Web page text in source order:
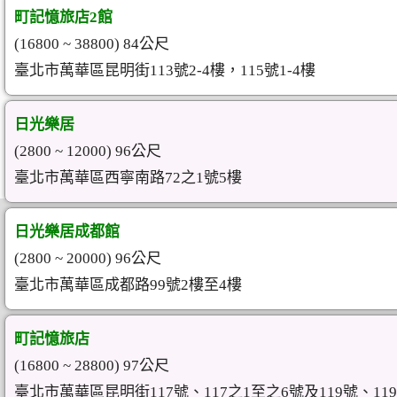
町記憶旅店2館
(16800 ~ 38800) 84公尺
臺北市萬華區昆明街113號2-4樓，115號1-4樓
日光樂居
(2800 ~ 12000) 96公尺
臺北市萬華區西寧南路72之1號5樓
日光樂居成都館
(2800 ~ 20000) 96公尺
臺北市萬華區成都路99號2樓至4樓
町記憶旅店
(16800 ~ 28800) 97公尺
臺北市萬華區昆明街117號、117之1至之6號及119號、